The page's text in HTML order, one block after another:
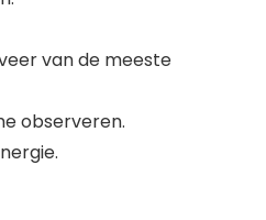
van de meeste
observeren.